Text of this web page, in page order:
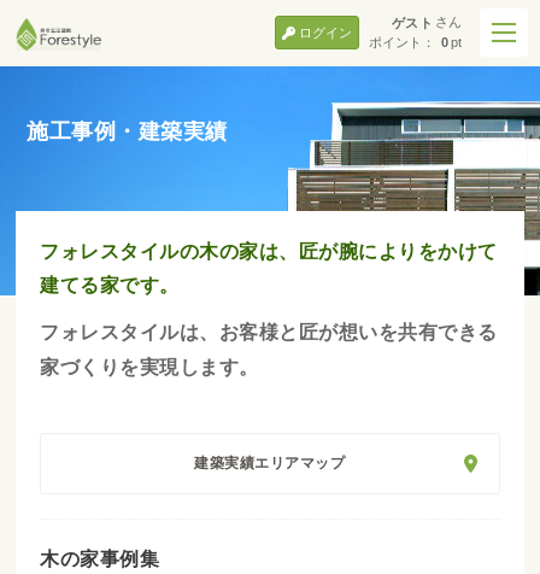
ゲスト さん
ポイント：
0pt
ログイン
施工事例・建築実績
フォレスタイルの木の家は、匠が腕によりをかけて
建てる家です。
フォレスタイルは、お客様と匠が想いを共有できる
家づくりを実現します。
建築実績エリアマップ
木の家事例集